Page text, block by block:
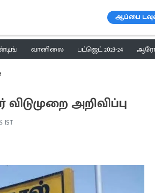
ஆப்பை
வானிலை பட்ஜெட் 2023-24
அறிவிப்பு
IST